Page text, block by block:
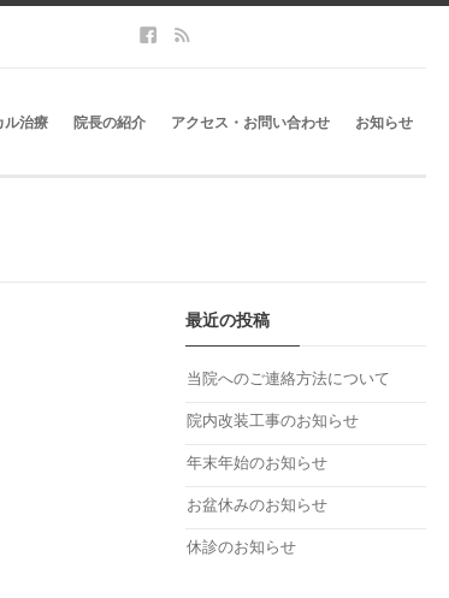
ル治療 院長の紹介 アクセス・お問い合わせ お知らせ
最近の投稿
当院へのご連絡方法について
院内改装工事のお知らせ
年末年始のお知らせ
お盆休みのお知らせ
休診のお知らせ